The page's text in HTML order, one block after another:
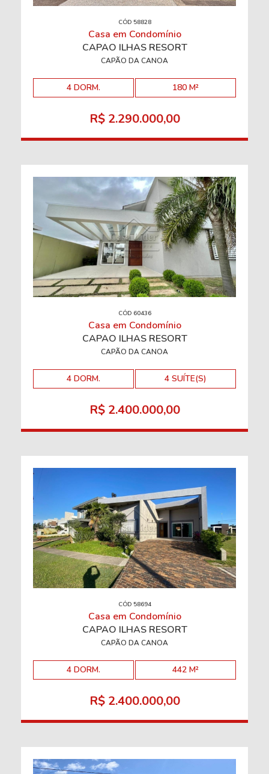
CÓD 58828
Casa em Condomínio
CAPÃO ILHAS RESORT
CAPÃO DA CANOA
4 DORM. 180 M²
R$ 2.290.000,00
CÓD 60436
Casa em Condomínio
CAPÃO ILHAS RESORT
CAPÃO DA CANOA
4 DORM. 4 SUÍTE(S)
R$ 2.400.000,00
CÓD 58694
Casa em Condomínio
CAPÃO ILHAS RESORT
CAPÃO DA CANOA
4 DORM. 442 M²
R$ 2.400.000,00